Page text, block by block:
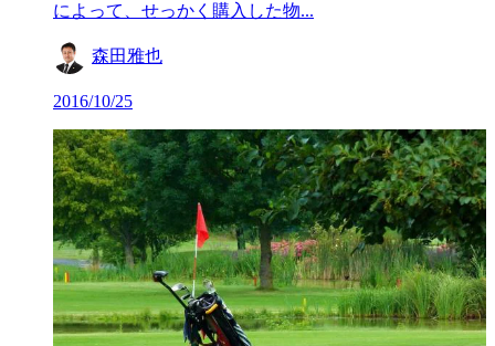
によって、せっかく購入した物...
森田雅也
2016/10/25